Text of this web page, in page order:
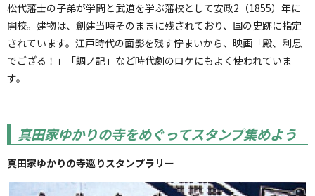
松代藩士の子弟が学問と武道を学ぶ藩校として安政2（1855）年に
開校。建物は、創建当時そのままに残されており、国の史跡に指定
されています。江戸時代の面影を残す佇まいから、映画「殿、利息
でござる！」「蜩ノ記」など時代劇のロケにもよく使われていま
す。
真田家ゆかりの寺をめぐってスタンプ集めよう
真田家ゆかりの寺巡りスタンプラリー